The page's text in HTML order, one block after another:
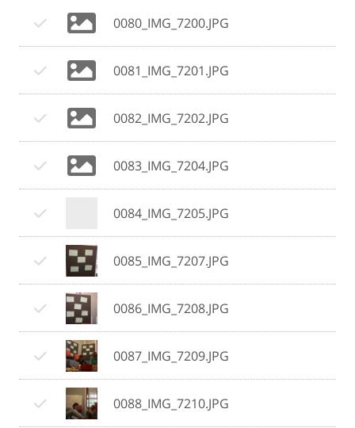
0080_IMG_7200.JPG
0081_IMG_7201.JPG
0082_IMG_7202.JPG
0083_IMG_7204.JPG
0084_IMG_7205.JPG
0085_IMG_7207.JPG
0086_IMG_7208.JPG
0087_IMG_7209.JPG
0088_IMG_7210.JPG